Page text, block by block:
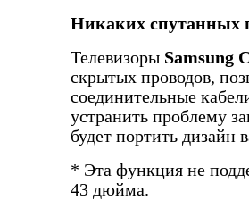
Никаких спутанных
Телевизоры Samsung
скрытых проводов,
соединительные
устранить проблему
будет портить дизайн
* Эта функция не
43 дюйма.